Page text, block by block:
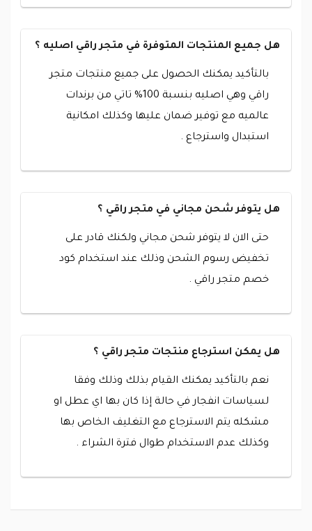
هل جميع المنتجات المتوفرة في متجر راقي اصليه ؟
بالتأكيد يمكنك الحصول على جميع منتجات متجر
راقي وهي اصليه بنسبة 100% تاتي من برندات
عالميه مع توفير ضمان عليها وكذلك امكانية
استبدال واسترجاع .
هل يتوفر شحن مجاني في متجر راقي ؟
حتى الان لا يتوفر شحن مجاني ولكنك قادر على
تخفيض رسوم الشحن وذلك عند استخدام كود
خصم متجر راقي .
هل يمكن استرجاع منتجات متجر راقي ؟
نعم بالتأكيد يمكنك القيام بذلك وذلك وفقا
لسياسات انفجار في حالة إذا كان بها اي عطل او
مشكله يتم الاسترجاع مع التغليف الخاص بها
وكذلك عدم الاستخدام طوال فترة الشراء .